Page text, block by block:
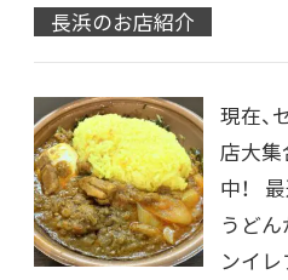
長浜のお店紹介
現在、
店大集
中！
うど
ンイ